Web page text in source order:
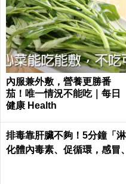
內服兼外敷，營養更勝番
茄！唯一情況不能吃｜每日
健康 Health
排毒靠肝臟不夠！5分鐘「
化體內毒素、促循環，感冒